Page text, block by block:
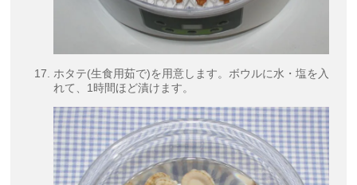
ホタテ(生食用茹で)を用意します。ボウルに水・塩を入
れて、1時間ほど漬けます。